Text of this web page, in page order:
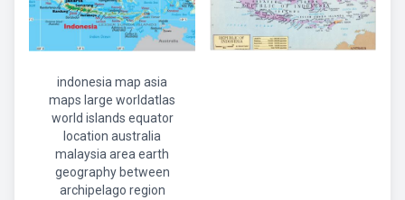
indonesia map asia
maps large worldatlas
world islands equator
location australia
malaysia area earth
geography between
archipelago region